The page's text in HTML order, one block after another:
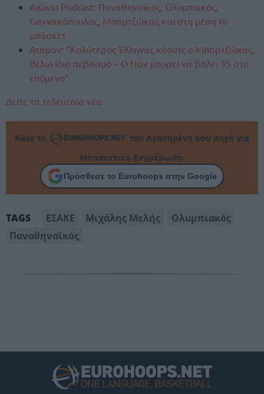
Αιώνιο Podcast: Παναθηναϊκός, Ολυμπιακός,
Γιαννακόπουλος, Μπαρτζώκας και στη μέση το
μπάσκετ
Αταμάν: “Καλύτερος Έλληνας κόουτς ο Μπαρτζώκας,
θέλω ίδιο σεβασμό – Ο Ναν μπορεί να βάλει 35 στο
επόμενο”
Δείτε τα τελευταία νέα
Κάνε το
την Αγαπημένη σου πηγή για
Μπασκετική Ενημέρωση.
Πρόσθεσε το Eurohoops στην Google
TAGS ΕΣΑΚΕ Μιχάλης Μελής
Ολυμπιακός
Παναθηναΐκός